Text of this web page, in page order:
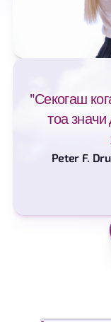
"Секогаш
тоа значи
Peter F.